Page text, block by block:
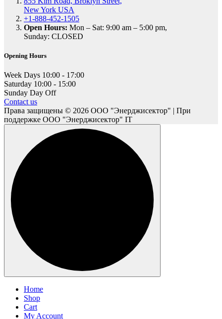
New York USA
+1-888-452-1505
Open Hours: Mon – Sat: 9:00 am – 5:00 pm,
Sunday: CLOSED
Opening Hours
Week Days 10:00 - 17:00
Saturday 10:00 - 15:00
Sunday Day Off
Contact us
Права защищены © 2026 ООО "Энерджисектор" | При
поддержке ООО "Энерджисектор" IT
Home
Shop
Cart
My Account